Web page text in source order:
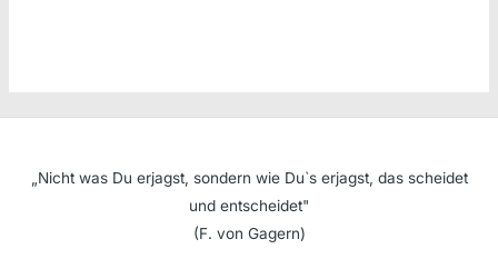
„Nicht was Du erjagst, sondern wie Du`s erjagst, das scheidet
und entscheidet"
(F. von Gagern)